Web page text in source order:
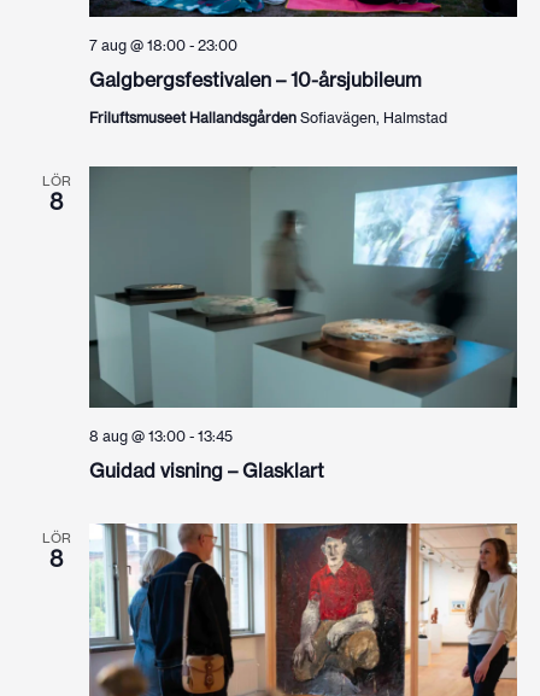
Galgbergsfestivalen – 10-årsjubileum
7 aug @ 18:00- 23:00
Friluftsmuseet Hallandsgården Sofiavägen, Halmstad
LÖR
8
Guidad visning – Glasklart
8 aug @ 13:00- 13:45
LÖR
8